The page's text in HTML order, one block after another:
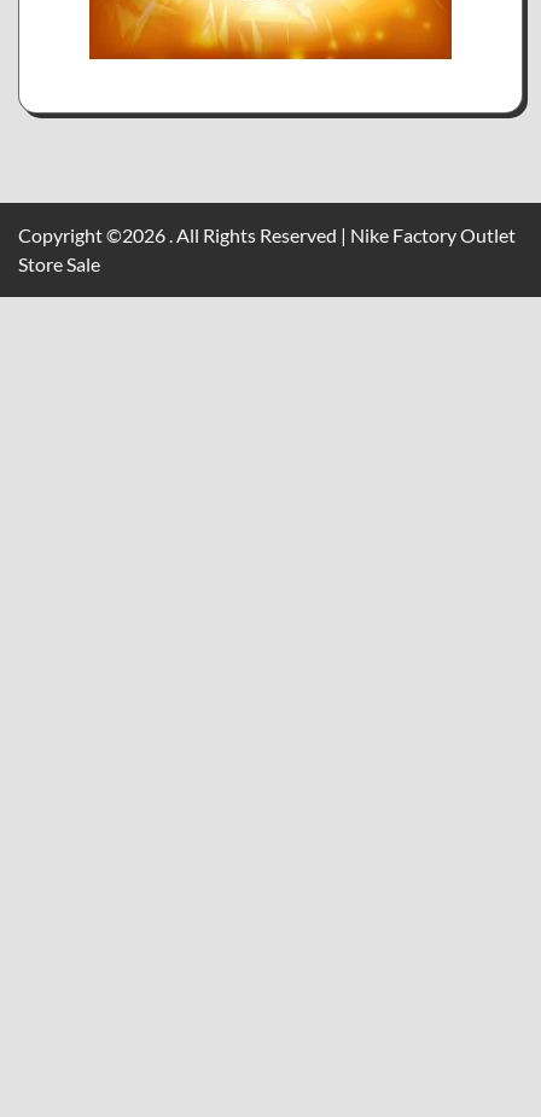
Copyright ©2026 . All Rights Reserved | Nike Factory Outlet
Store Sale